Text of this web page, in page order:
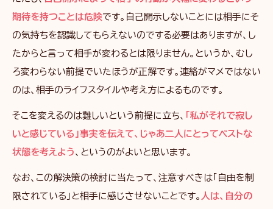
期待を持つことは危険です。自己開示しないことには相手にそ
の気持ちを認識してもらえないのでする必要はありますが、し
たからと言って相手が変わるとは限りません。というか、むし
ろ変わらない前提でいたほうが正解です。連絡がマメではない
のは、相手のライフスタイルや考え方によるものです。
そこを変えるのは難しいという前提に立ち、 「私がそれで寂し
いと感じている」事実を伝えて、じゃあ二人にとってベストな
状態を考えよう 、というのがよいと思います。
なお、この解決策の検討に当たって、注意すべきは「自由を制
限されている」と相手に感じさせないことです。 人は、自分の